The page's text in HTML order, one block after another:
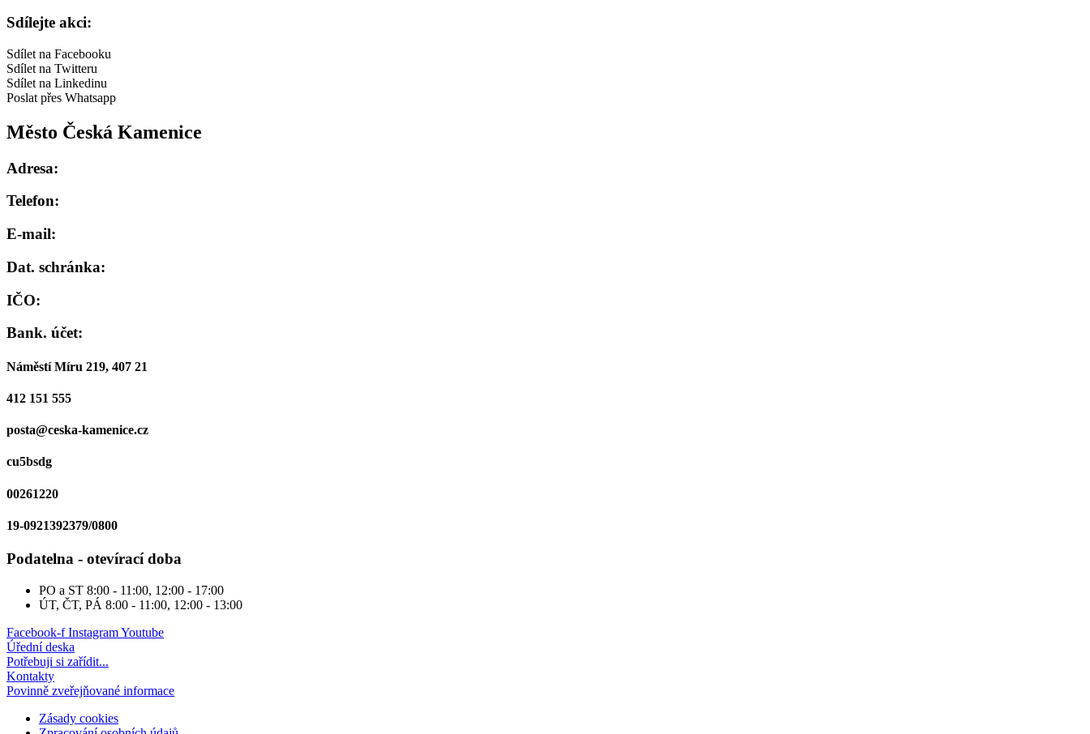
Sdílejte akci:
Sdílet na Facebooku
Sdílet na Twitteru
Sdílet na Linkedinu
Poslat přes Whatsapp
Město Česká Kamenice
Adresa:
Telefon:
E-mail:
Dat. schránka:
IČO:
Bank. účet:
Náměstí Míru 219, 407 21
412 151 555
posta@ceska-kamenice.cz
cu5bsdg
00261220
19-0921392379/0800
Podatelna - otevírací doba
PO a ST 8:00 - 11:00, 12:00 - 17:00
ÚT, ČT, PÁ 8:00 - 11:00, 12:00 - 13:00
Facebook-f InstagramYoutube
Úřední deska
Potřebuji si zařídit...
Kontakty
Povinně zveřejňované informace
Zásady cookies